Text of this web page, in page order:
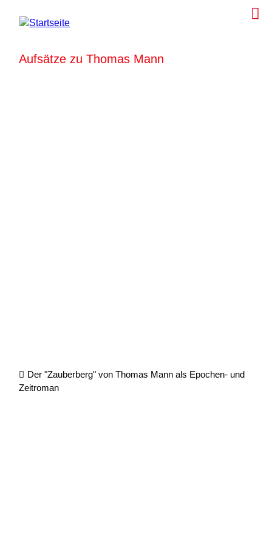
Aufsätze zu Thomas Mann
Der "Zauberberg" von Thomas Mann als Epochen- und
Zeitroman